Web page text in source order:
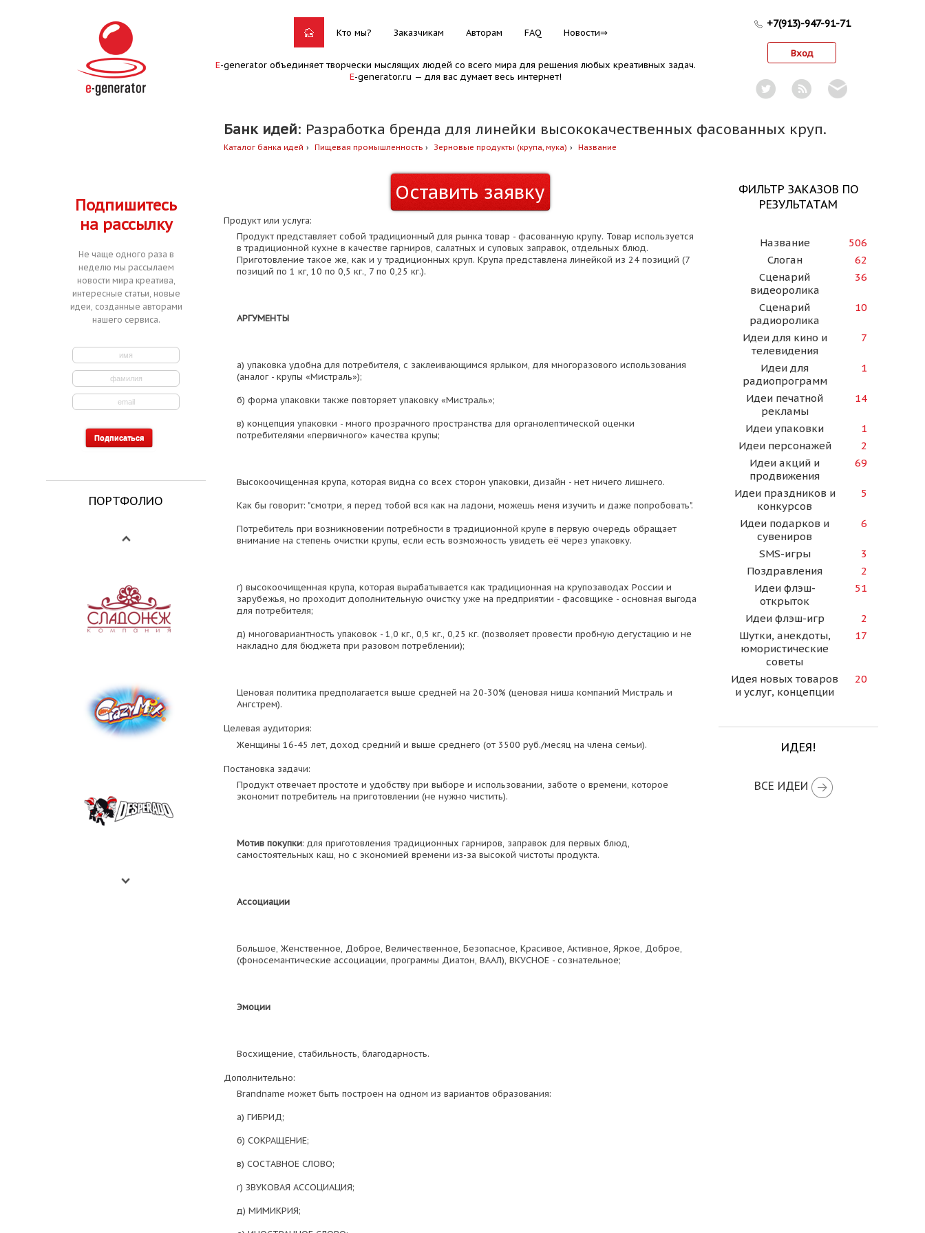
Кто мы? Заказчикам Авторам FAQ Новости
E-generator объединяет творчески мыслящих людей со всего мира для решения любых креативных задач.
E-generator.ru — для вас думает весь интернет!
+7(913)-947-91-71
Вход
Банк идей: Разработка бренда для линейки высококачественных фасованных круп.
Каталог банка идей Пищевая промышленность Зерновые продукты (крупа, мука) Название
Подпишитесь
на рассылку
Не чаще одного раза в
неделю мы рассылаем
новости мира креатива,
интересные статьи, новые
идеи, созданные авторами
нашего сервиса.
ПОРТФОЛИО
Оставить заявку
Продукт или услуга:
Продукт представляет собой традиционный для рынка товар - фасованную крупу. Товар используется
в традиционной кухне в качестве гарниров, салатных и суповых заправок, отдельных блюд.
Приготовление такое же, как и у традиционных круп. Крупа представлена линейкой из 24 позиций (7
позиций по 1 кг, 10 по 0,5 кг., 7 по 0,25 кг.).
АРГУМЕНТЫ
а) упаковка удобна для потребителя, с заклеивающимся ярлыком, для многоразового использования
(аналог - крупы «Мистраль»);
б) форма упаковки также повторяет упаковку «Мистраль»;
в) концепция упаковки - много прозрачного пространства для органолептической оценки
потребителями «первичного» качества крупы;
Высокоочищенная крупа, которая видна со всех сторон упаковки, дизайн - нет ничего лишнего.
Как бы говорит: "смотри, я перед тобой вся как на ладони, можешь меня изучить и даже попробовать".
Потребитель при возникновении потребности в традиционной крупе в первую очередь обращает
внимание на степень очистки крупы, если есть возможность увидеть её через упаковку.
г) высокоочищенная крупа, которая вырабатывается как традиционная на крупозаводах России и
зарубежья, но проходит дополнительную очистку уже на предприятии - фасовщике - основная выгода
для потребителя;
д) многовариантность упаковок - 1,0 кг., 0,5 кг., 0,25 кг. (позволяет провести пробную дегустацию и не
накладно для бюджета при разовом потреблении);
Ценовая политика предполагается выше средней на 20-30% (ценовая ниша компаний Мистраль и
Ангстрем).
Целевая аудитория:
Женщины 16-45 лет, доход средний и выше среднего (от 3500 руб./месяц на члена семьи).
Постановка задачи:
Продукт отвечает простоте и удобству при выборе и использовании, заботе о времени, которое
экономит потребитель на приготовлении (не нужно чистить).
Мотив покупки: для приготовления традиционных гарниров, заправок для первых блюд,
самостоятельных каш, но с экономией времени из-за высокой чистоты продукта.
Ассоциации
Большое, Женственное, Доброе, Величественное, Безопасное, Красивое, Активное, Яркое, Доброе,
(фоносемантические ассоциации, программы Диатон, ВААЛ), ВКУСНОЕ - сознательное;
Эмоции
Восхищение, стабильность, благодарность.
Дополнительно:
Brandname может быть построен на одном из вариантов образования:
а) ГИБРИД;
б) СОКРАЩЕНИЕ;
в) СОСТАВНОЕ СЛОВО;
г) ЗВУКОВАЯ АССОЦИАЦИЯ;
д) МИМИКРИЯ;
ФИЛЬТР ЗАКАЗОВ ПО
РЕЗУЛЬТАТАМ
Название
506
Слоган
62
Сценарий
видеоролика
36
Сценарий
радиоролика
10
Идеи для кино и
телевидения
7
Идеи для
радиопрограмм
1
Идеи печатной
рекламы
14
Идеи упаковки
1
Идеи персонажей
2
Идеи акций и
продвижения
69
Идеи праздников и
конкурсов
5
Идеи подарков и
сувениров
6
SMS-игры
3
Поздравления
2
Идеи флэш-
открыток
51
Идеи флэш-игр
2
Шутки, анекдоты,
юмористические
советы
17
Идея новых товаров
и услуг, концепции
20
ИДЕЯ!
ВСЕ ИДЕИ